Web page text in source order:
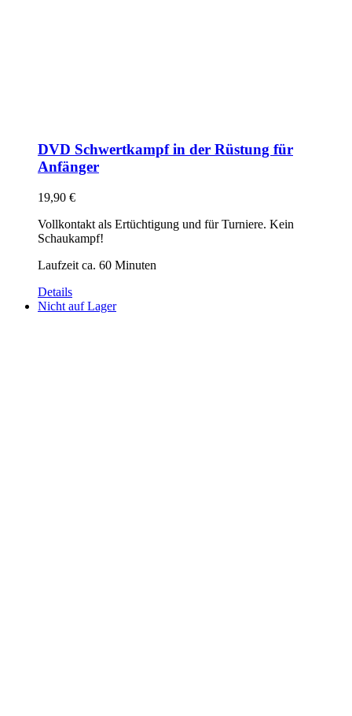
DVD Schwertkampf in der Rüstung für
Anfänger
19,90 €
Vollkontakt als Ertüchtigung und für Turniere. Kein
Schaukampf!
Laufzeit ca. 60 Minuten
Details
Nicht auf Lager